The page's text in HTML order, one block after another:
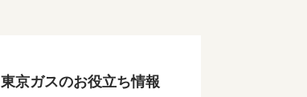
東京ガスのお役立ち情報